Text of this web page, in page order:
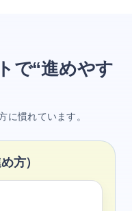
で“進めやす
に慣れています。
方）